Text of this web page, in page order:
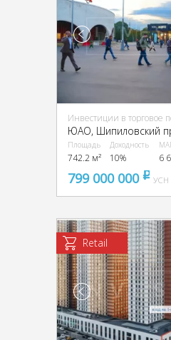
Инвестиции в торговое
ЮАО, Шипиловский
Площадь
742.2 м²
Доходность
10% 6
799 000 000 pуб
УСН
Retail